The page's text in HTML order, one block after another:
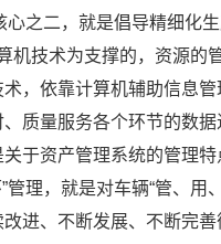
心之二，就是倡导精细化
机技术为支撑的，资源的
，依靠计算机辅助信息
质量服务各个环节的数
于资产管理系统的管理特
”管理，就是对车辆“管、
进、不断发展、不断完善